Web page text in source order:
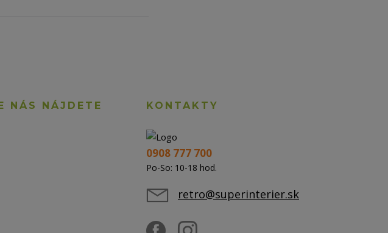
NÁS NÁJDETE KONTAKTY
0908 777 700
Po-So: 10-18 hod.
retro@superinterier.sk